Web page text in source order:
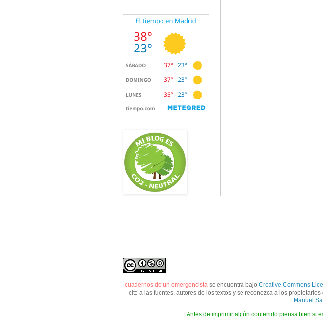
cuadernos de un emergencista se encuentra bajo Creative Commons
cite a las fuentes, autores de los textos y se reconozca a los
Manuel
Antes de imprimir algún contenido piensa bien si